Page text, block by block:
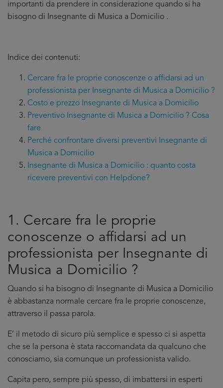
importanti da prendere in considerazione quando si ha
bisogno di Insegnante di Musica a Domicilio .
Indice dei contenuti:
Cercare fra le proprie conoscenze o affidarsi ad un
professionista per Insegnante di Musica a Domicilio ?
Costo e prezzo Insegnante di Musica a Domicilio
Preventivo Insegnante di Musica a Domicilio ? Cosa
fare
Perché confrontare diversi preventivi Insegnante di
Musica a Domicilio
Insegnante di Musica a Domicilio : quanto costa
ricevere preventivi con Helpdone?
1. Cercare fra le proprie
conoscenze o affidarsi ad un
professionista per Insegnante di
Musica a Domicilio ?
Quando si ha bisogno di Insegnante di Musica a Domicilio
è abbastanza normale cercare fra le proprie conoscenze,
attraverso il passa parola.
E’ il metodo di sicuro più semplice e spesso ci si aspetta
che se la persona è stata raccomandata da qualcuno che
conosciamo, sia comunque un professionista valido.
Capita pero, sempre più spesso, di imbattersi in esperti